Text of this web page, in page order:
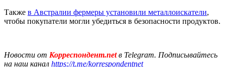
Также в Австралии фермеры установили металлоискатели,
чтобы покупатели могли убедиться в безопасности продуктов.
Новости от Корреспондент.netв Telegram. Подписывайтесь
на наш канал https://t.me/korrespondentnet